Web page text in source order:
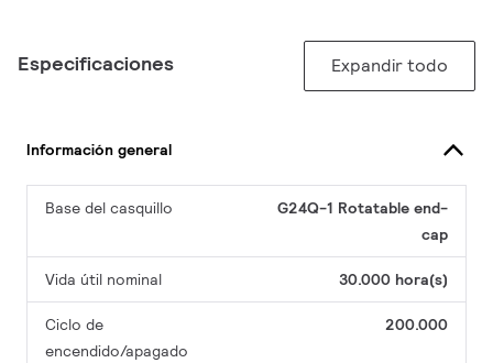
Especificaciones Expandir todo
Información general
Base del casquillo
G24Q-1 Rotatable end-
cap
Vida útil nominal 30.000 hora(s)
Ciclo de
encendido/apagado
200.000